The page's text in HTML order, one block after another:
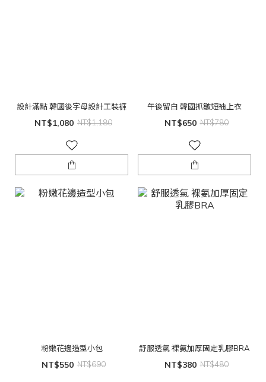
設計滿點 韓國後字母設計工裝褲
NT$1,080 NT$1,180
午後留白 韓國抓皺短袖上衣
NT$650 NT$780
粉嫩花邊造型小包
NT$550 NT$690
舒服透氣 裸氨加厚固定乳膠BRA
NT$380 NT$480